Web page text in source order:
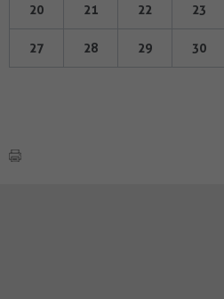
20 21 22 23
27 28 29 30